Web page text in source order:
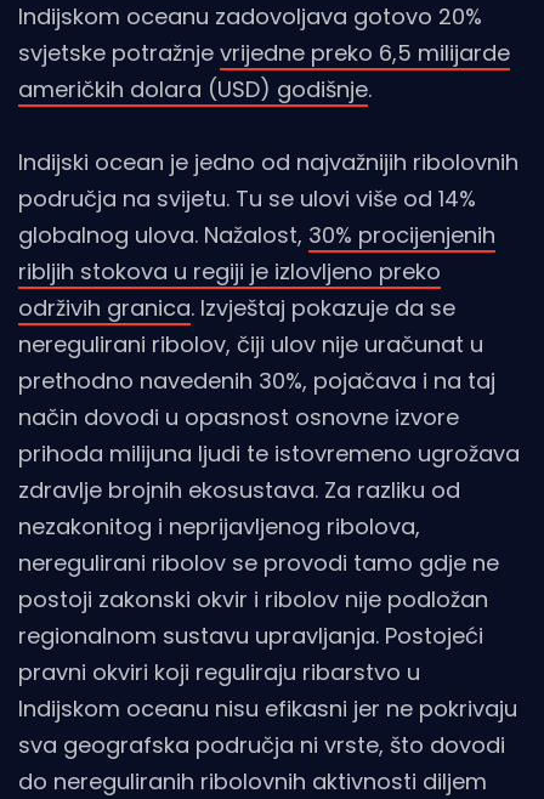
Indijskom oceanu zadovoljava gotovo 20%
svjetske potražnje vrijedne preko 6,5 milijarde
američkih dolara (USD) godišnje.
Indijski ocean je jedno od najvažnijih ribolovnih
područja na svijetu. Tu se ulovi više od 14%
globalnog ulova. Nažalost, 30% procijenjenih
ribljih stokova u regiji je izlovljeno preko
održivih granica. Izvještaj pokazuje da se
neregulirani ribolov, čiji ulov nije uračunat u
prethodno navedenih 30%, pojačava i na taj
način dovodi u opasnost osnovne izvore
prihoda milijuna ljudi te istovremeno ugrožava
zdravlje brojnih ekosustava. Za razliku od
nezakonitog i neprijavljenog ribolova,
neregulirani ribolov se provodi tamo gdje ne
postoji zakonski okvir i ribolov nije podložan
regionalnom sustavu upravljanja. Postojeći
pravni okviri koji reguliraju ribarstvo u
Indijskom oceanu nisu efikasni jer ne pokrivaju
sva geografska područja ni vrste, što dovodi
do nereguliranih ribolovnih aktivnosti diljem